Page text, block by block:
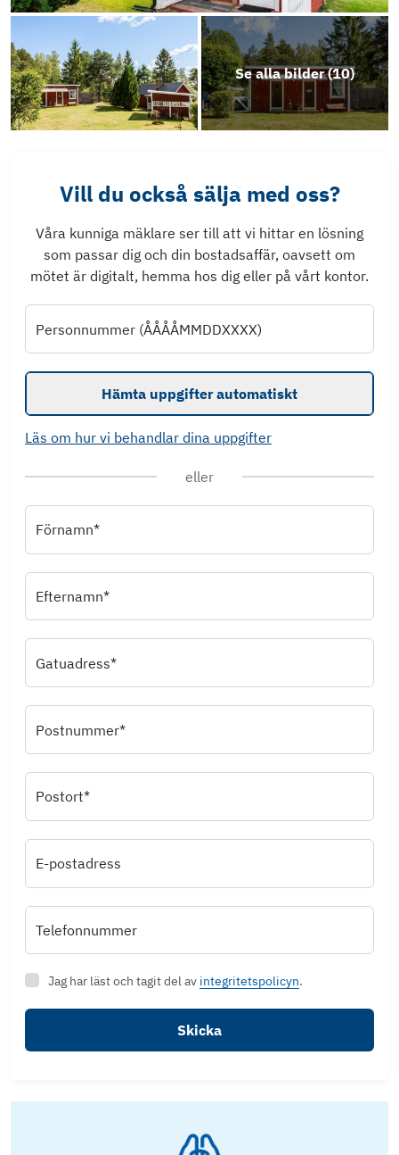
Se alla bilder (10)
Vill du också sälja med oss?
Våra kunniga mäklare ser till att vi hittar en lösning
som passar dig och din bostadsaffär, oavsett om
mötet är digitalt, hemma hos dig eller på vårt kontor.
Personnummer (ÅÅÅÅMMDDXXXX)
Hämta uppgifter automatiskt
Läs om hur vi behandlar dina uppgifter
eller
Förnamn*
Efternamn*
Gatuadress*
Postnummer*
Postort*
E-postadress
Telefonnummer
Jag har läst och tagit del av integritetspolicyn.
Skicka